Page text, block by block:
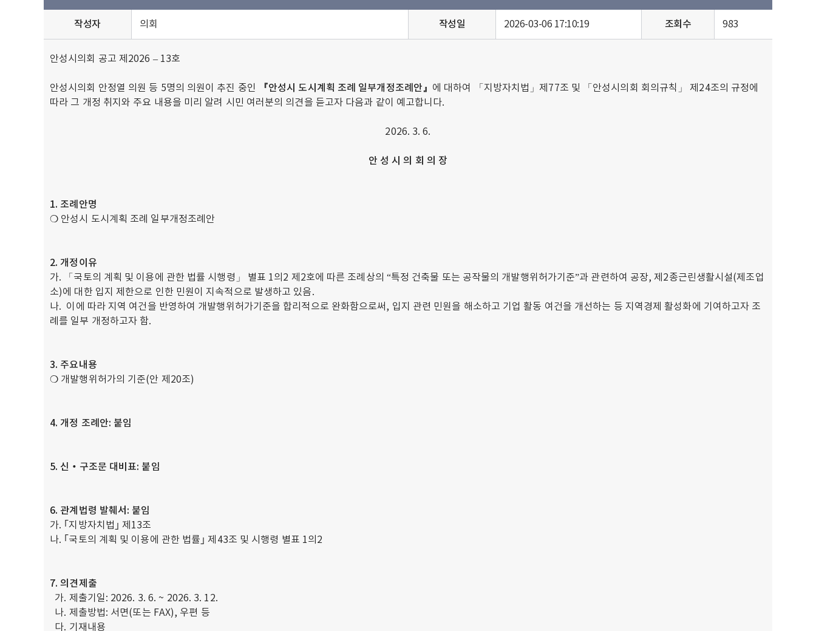
작성자 의회 작성일 2026-03-06 17:10:19 조회수 983
안성시의회 공고 제2026 – 13호
안성시의회 안정열 의원 등 5명의 의원이 추진 중인 『안성시 도시계획 조례 일부개정조례안』 에 대하여 「지방자치법」제77조 및 「안성시의회 회의규칙」 제24조의 규정에
따라 그 개정 취지와 주요 내용을 미리 알려 시민 여러분의 의견을 듣고자 다음과 같이 예고합니다.
2026. 3. 6.
안 성 시 의 회 의 장
1. 조례안명
❍ 안성시 도시계획 조례 일부개정조례안
2. 개정이유
가. 「국토의 계획 및 이용에 관한 법률 시행령」 별표 1의2 제2호에 따른 조례상의 “특정 건축물 또는 공작물의 개발행위허가기준”과 관련하여 공장, 제2종근린생활시설(제조업
소)에 대한 입지 제한으로 인한 민원이 지속적으로 발생하고 있음.
나. 이에 따라 지역 여건을 반영하여 개발행위허가기준을 합리적으로 완화함으로써, 입지 관련 민원을 해소하고 기업 활동 여건을 개선하는 등 지역경제 활성화에 기여하고자 조
례를 일부 개정하고자 함.
3. 주요내용
❍ 개발행위허가의 기준(안 제20조)
4. 개정 조례안:붙임
5. 신‧구조문 대비표:붙임
6. 관계법령 발췌서 :붙임
가. ｢지방자치법｣ 제13조
나. ｢국토의 계획 및 이용에 관한 법률｣ 제43조 및 시행령 별표 1의2
7. 의견제출
가. 제출기일: 2026. 3. 6. ~ 2026. 3. 12.
나. 제출방법: 서면(또는 FAX), 우편 등
다. 기재내용